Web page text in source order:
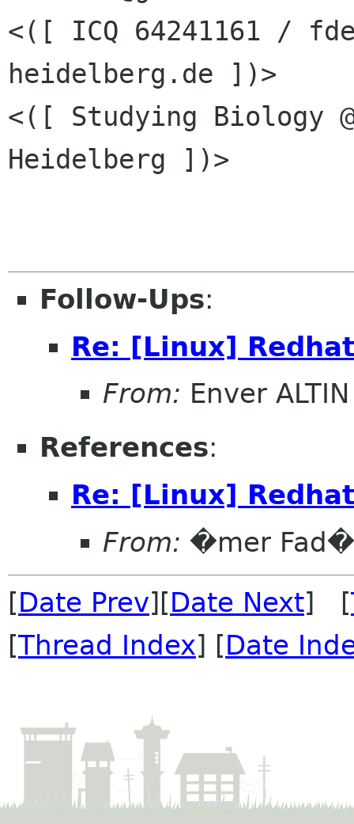
<([ ICQ 64241161 /
heidelberg.de ])>
<([ Studying Biology
Heidelberg ])>
Follow-Ups:
Re: [Linux]
From: Enver ALTIN
References:
Re: [Linux]
From: �mer
[Date Prev][Date Next] [
[Thread Index] [Date